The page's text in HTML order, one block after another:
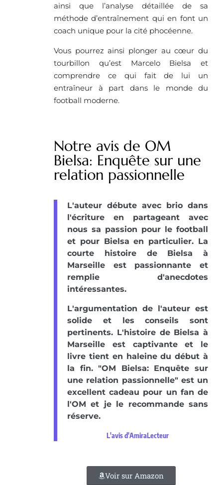
ainsi que l’analyse détaillée de sa
méthode d’entraînement qui en font un
coach unique pour la cité phocéenne.
Vous pourrez ainsi plonger au cœur du
tourbillon qu’est Marcelo Bielsa et
comprendre ce qui fait de lui un
entraîneur à part dans le monde du
football moderne.
Notre avis de OM
Bielsa: Enquête sur une
relation passionnelle
L'auteur débute avec brio dans
l'écriture en partageant avec
nous sa passion pour le football
et pour Bielsa en particulier. La
courte histoire de Bielsa à
Marseille est passionnante et
remplie d'anecdotes
intéressantes.
L'argumentation de l'auteur est
solide et les conseils sont
pertinents. L'histoire de Bielsa à
Marseille est captivante et le
livre tient en haleine du début à
la fin. "OM Bielsa: Enquête sur
une relation passionnelle" est un
excellent cadeau pour un fan de
l'OM et je le recommande sans
réserve.
L'avis d'AmiraLecteur
Voir sur Amazon